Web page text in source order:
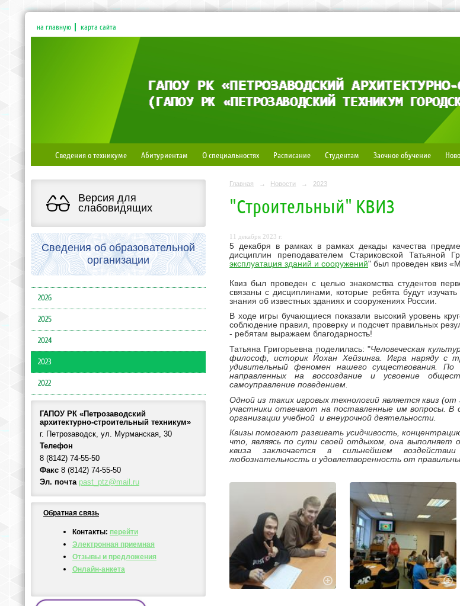
на главную карта сайта
Сведения о техникуме Абитуриентам О специальностях Расписание Студентам Заочное обучение
Версия для
слабовидящих
Сведения об образовательной
организации
2026
2025
2024
2023
2022
ГАПОУ РК «Петрозаводский
архитектурно-строительный техникум»
г. Петрозаводск, ул. Мурманская, 30
Телефон
8 (8142) 74-55-50
Факс 8 (8142) 74-55-50
Эл. почта past_ptz@mail.ru
Обратная связь
Контакты: перейти
Электронная приемная
Отзывы и предложения
Онлайн-анкета
Главная → Новости → 2023
"Строительный" КВИЗ
11 декабря 2023 г.
5 декабря в рамках в рамках декады качества
дисциплин преподавателем Стариковской Татьяной
эксплуатация зданий и сооружений" был проведен квиз
Квиз был проведен с целью знакомства студентов
связаны с дисциплинами, которые ребята будут
знания об известных зданиях и сооружениях России.
В ходе игры бучающиеся показали высокий уровень
соблюдение правил, проверку и подсчет правильных
- ребятам выражаем благодарность!
Татьяна Григорьевна поделилась: "Человеческая
философ, историк Йохан Хейзинга. Игра наряду с
удивительный феномен нашего существования.
направленных на воссоздание и усвоение
самоуправление поведением.
Одной из таких игровых технологий является квиз
участники отвечают на поставленные им вопросы. В
организации учебной и внеурочной деятельности.
Квизы помогают развивать усидчивость,
что, являясь по сути своей отдыхом, она выполняет
квиза заключается в сильнейшем
любознательность и удовлетворенность от